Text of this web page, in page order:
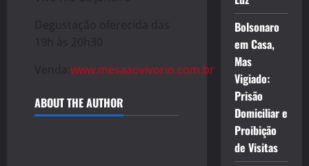
Degustação oferecida das
19h às 20h30
Venda: www.mesaaovivorio.com.br
ABOUT THE AUTHOR
Bolsonaro
em Casa,
Mas
Vigiado:
Prisão
Domiciliar e
Proibição
de Visitas